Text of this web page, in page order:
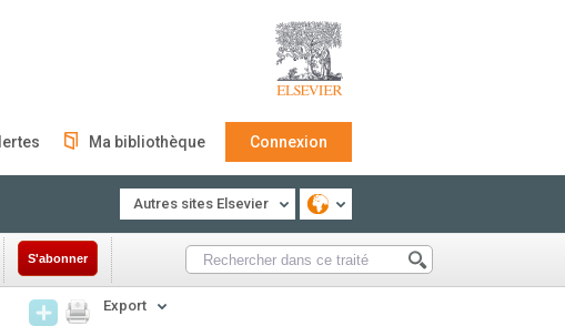
Ma bibliothèque Connexion
Autres sites Elsevier
S'abonner
Export